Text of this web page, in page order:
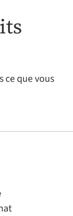
ce que vous